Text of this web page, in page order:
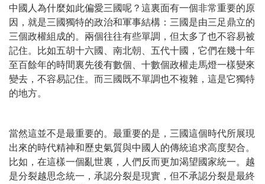
中國人為什麼如此偏愛三國呢？這裏面有一個非常重要的原
因，就是三國獨特的政治和軍事結構：三國是由三足鼎立的
三個政權組成的。兩個往往有些單調，但太多了也不容易被
記住。比如五胡十六國、南北朝、五代十國，它們在幾十年
至百餘年的時間裏先後有數個、十數個政權走馬燈一樣變來
變去，不容易記住。而三國既不單調也不複雜，這是它獨特
的地方。
當然這並不是最重要的。最重要的是，三國這個時代所展現
出來的時代精神和歷史氣質與中國人的傳統追求高度契合。
比如，在這樣一個亂世裏，人們反而更加渴望國家統一。越
是分裂越思念統一，承認分裂是現實，但不承認分裂是最終